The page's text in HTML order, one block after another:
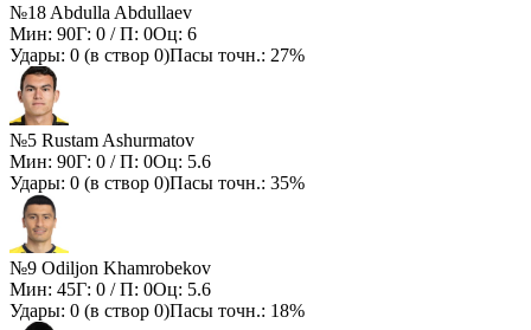
№18 Abdulla Abdullaev
Мин: 90Г: 0 / П: 0Оц: 6
Удары: 0 (в створ 0)Пасы точн.: 27%
№5 Rustam Ashurmatov
Мин: 90Г: 0 / П: 0Оц: 5.6
Удары: 0 (в створ 0)Пасы точн.: 35%
№9 Odiljon Khamrobekov
Мин: 45Г: 0 / П: 0Оц: 5.6
Удары: 0 (в створ 0)Пасы точн.: 18%